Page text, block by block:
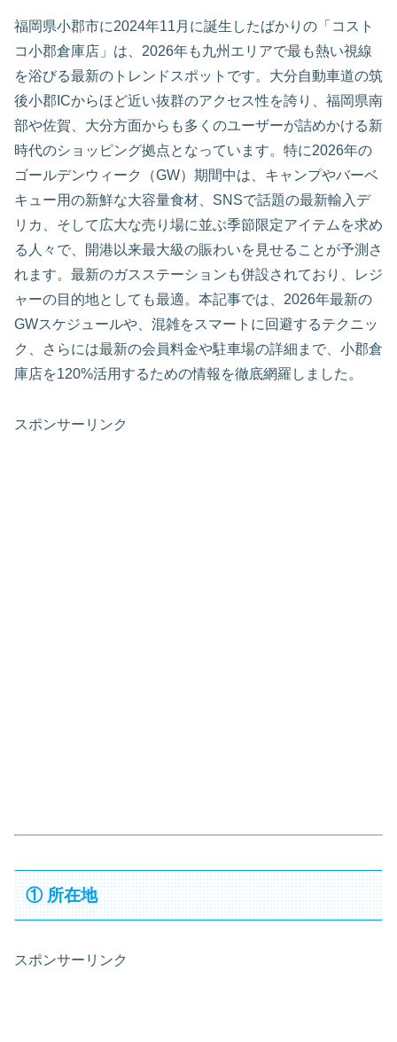
福岡県小郡市に2024年11月に誕生したばかりの「コスト
コ小郡倉庫店」は、2026年も九州エリアで最も熱い視線
を浴びる最新のトレンドスポットです。大分自動車道の筑
後小郡ICからほど近い抜群のアクセス性を誇り、福岡県南
部や佐賀、大分方面からも多くのユーザーが詰めかける新
時代のショッピング拠点となっています。特に2026年の
ゴールデンウィーク（GW）期間中は、キャンプやバーベ
キュー用の新鮮な大容量食材、SNSで話題の最新輸入デ
リカ、そして広大な売り場に並ぶ季節限定アイテムを求め
る人々で、開港以来最大級の賑わいを見せることが予測さ
れます。最新のガスステーションも併設されており、レジ
ャーの目的地としても最適。本記事では、2026年最新の
GWスケジュールや、混雑をスマートに回避するテクニッ
ク、さらには最新の会員料金や駐車場の詳細まで、小郡倉
庫店を120%活用するための情報を徹底網羅しました。
スポンサーリンク
① 所在地
スポンサーリンク